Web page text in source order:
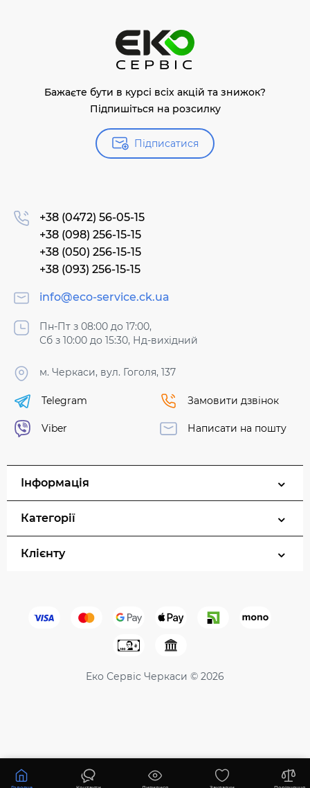
37680 ₴ Немає в наявності
Бажаєте бути в курсі всіх акцій та знижок?
Підпишіться на розсилку
Підписатися
+38 (0472) 56-05-15
+38 (098) 256-15-15
+38 (050) 256-15-15
+38 (093) 256-15-15
info@eco-service.ck.ua
Пн-Пт з 08:00 до 17:00,
Сб з 10:00 до 15:30, Нд-вихідний
м. Черкаси, вул. Гоголя, 137
Telegram
Viber
Замовити дзвінок
Написати на пошту
Інформація
Категорії
Клієнту
Еко Сервіс Черкаси © 2026